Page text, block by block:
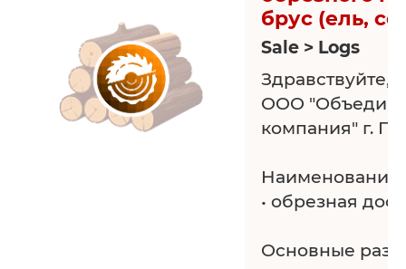
брус (ель,
Sale > Logs
Здравствуйте,
ООО
компания" г.
Наименование
• обрезная
Основные